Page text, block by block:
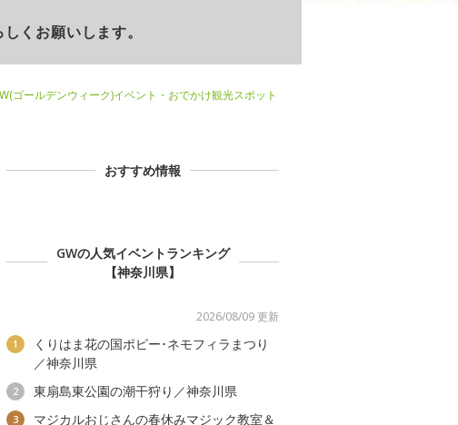
くお願いします。
ゴールデンウィーク)イベント・おでかけ観光スポット
おすすめ情報
GWの人気イベントランキング
【神奈川県】
2026/08/09 更新
1
くりはま花の国ポピー･ネモフィラまつり
／神奈川県
2 東扇島東公園の潮干狩り／神奈川県
3
マジカルおじさんの春休みマジック教室＆